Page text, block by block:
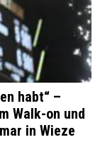
habt“ –
Walk-on und
in Wieze